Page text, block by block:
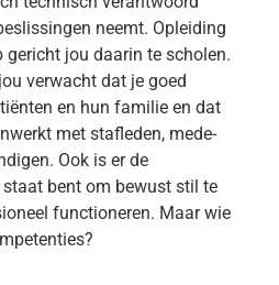
neemt. Opleiding
gericht jou daarin te scholen.
verwacht dat je goed
en hun familie en dat
met stafleden, mede-
Ook is er de
bent om bewust stil te
functioneren. Maar wie